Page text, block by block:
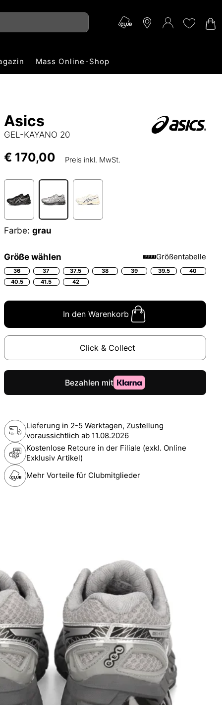
Mass Online-Shop
Asics
GEL-KAYANO 20
€ 170,00 Preis inkl. MwSt.
Farbe: grau
Größe wählen Größentabelle
36 37 37.5 38 39 39.5
40
40.5
41.5 42
In den Warenkorb
Click & Collect
Lieferung in 2-5 Werktagen, Zustellung
voraussichtlich ab 11.08.2026
Kostenlose Retoure in der Filiale (exkl. Online
Exklusiv Artikel)
Mehr Vorteile für Clubmitglieder